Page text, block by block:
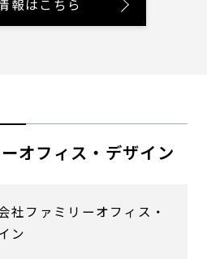
報はこちら
オフィス・デザイン
社ファミリーオフィス・
ン